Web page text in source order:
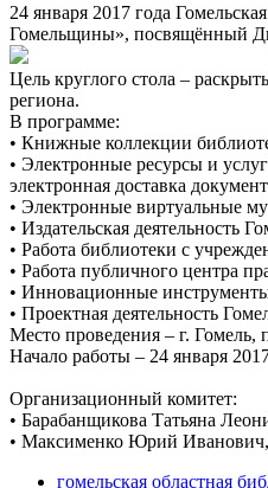
24 января 2017 года
Гомельщины», посвящённый
Цель круглого стола –
региона.
В программе:
• Книжные коллекции
• Электронные ресурсы и
электронная доставка
• Электронные виртуальные
• Издательская деятельность
• Работа библиотеки с
• Работа публичного центра
• Инновационные
• Проектная деятельность
Место проведения – г. Гомель,
Начало работы – 24 января
Организационный комитет:
• Барабанщикова Татьяна
• Максименко Юрий Иванович,
гомельская областная